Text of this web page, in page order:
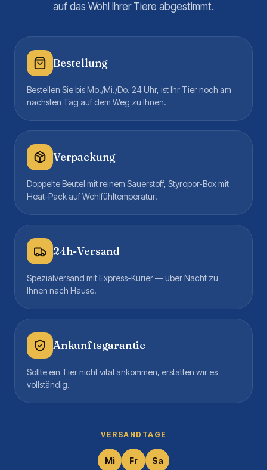
auf das Wohl Ihrer Tiere abgestimmt.
Bestellung
Bestellen Sie bis Mo./Mi./Do. 24 Uhr, ist Ihr Tier noch am
nächsten Tag auf dem Weg zu Ihnen.
Verpackung
Doppelte Beutel mit reinem Sauerstoff, Styropor-Box mit
Heat-Pack auf Wohlfühltemperatur.
24h-Versand
Spezialversand mit Express-Kurier — über Nacht zu
Ihnen nach Hause.
Ankunftsgarantie
Sollte ein Tier nicht vital ankommen, erstatten wir es
vollständig.
VERSANDTAGE
Mi Fr Sa